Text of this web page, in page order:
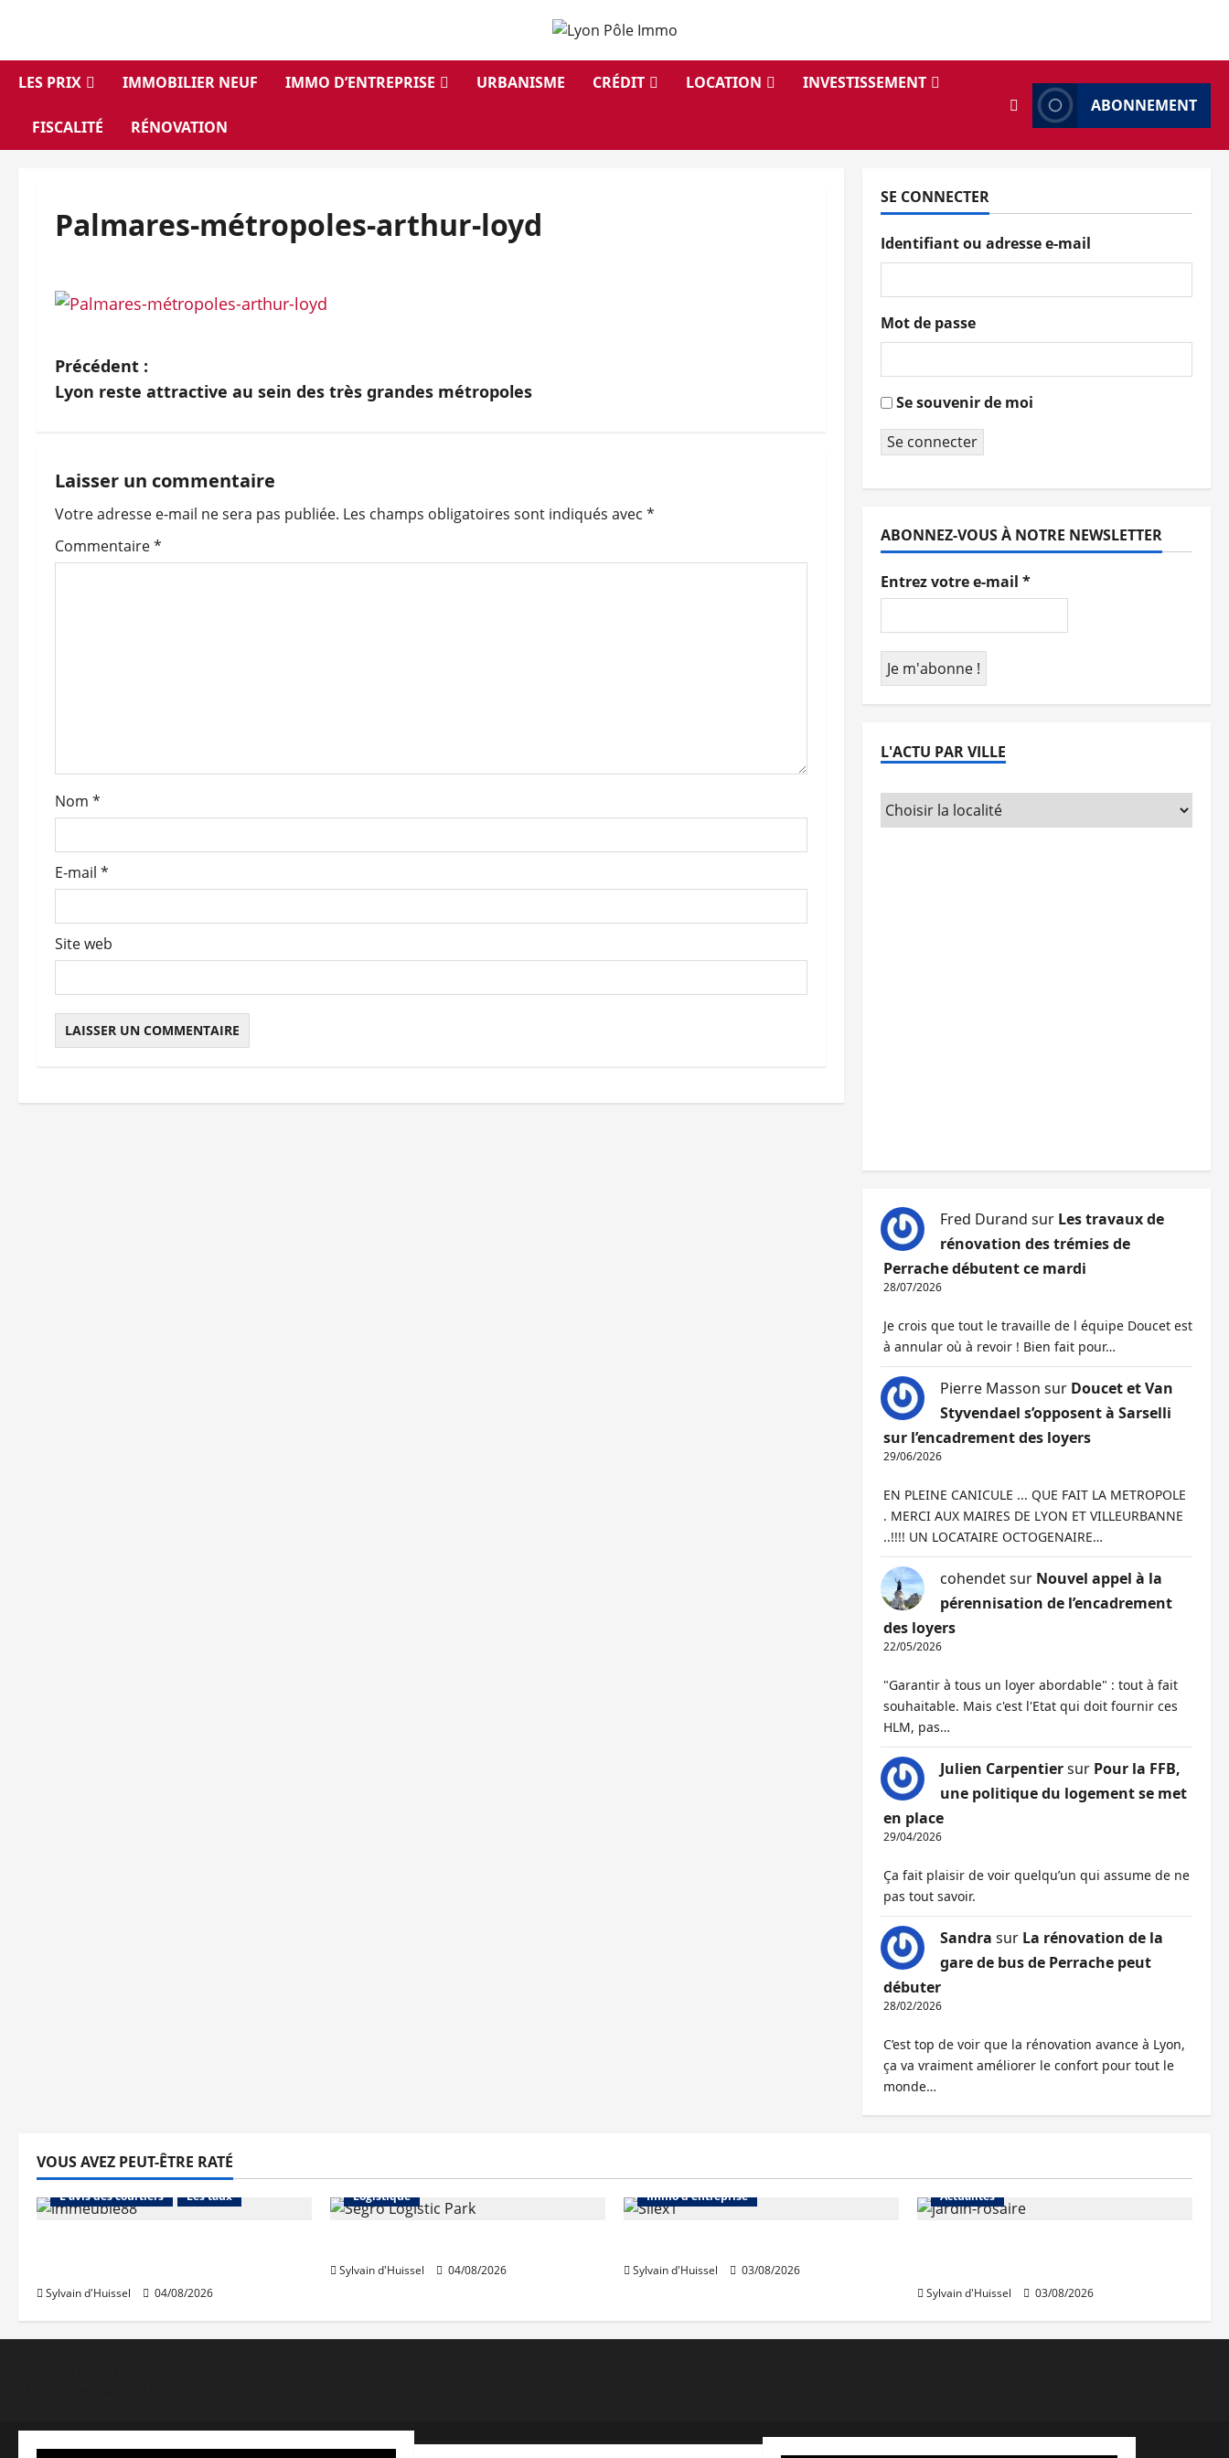
contenu
LES PRIX
IMMOBILIER NEUF IMMO D’ENTREPRISE URBANISME CRÉDIT LOCATION INVESTISSEMENT
FISCALITÉ RÉNOVATION
ABONNEMENT
Palmares-métropoles-arthur-loyd
N
a
i
g
a
’
r
i
c
l
Précédent :
Lyon reste attractive au sein des très grandes métropoles
Laisser un commentaire
Votre adresse e-mail ne sera pas publiée. Les champs obligatoires sont indiqués avec *
Commentaire*
Nom *
E-mail *
Site web
SE CONNECTER
Identifiant ou adresse e-mail
Mot de passe
Se souvenir de moi
Se connecter
ABONNEZ-VOUS À NOTRE NEWSLETTER
Entrez votre e-mail *
L'ACTU PAR VILLE
Fred Durand sur Les travaux de
rénovation des trémies de
Perrache débutent ce mardi
28/07/2026
Je crois que tout le travaille de l équipe Doucet est
à annular où à revoir ! Bien fait pour…
Pierre Masson sur Doucet et Van
Styvendael s’opposent à Sarselli
sur l’encadrement des loyers
29/06/2026
EN PLEINE CANICULE ... QUE FAIT LA METROPOLE
. MERCI AUX MAIRES DE LYON ET VILLEURBANNE
..!!!! UN LOCATAIRE OCTOGENAIRE…
cohendetsur Nouvel appel à la
pérennisation de l’encadrement
des loyers
22/05/2026
"Garantir à tous un loyer abordable" : tout à fait
souhaitable. Mais c'est l'Etat qui doit fournir ces
HLM, pas…
Julien Carpentiersur Pour la FFB,
une politique du logement se met
en place
29/04/2026
Ça fait plaisir de voir quelqu’un qui assume de ne
pas tout savoir.
Sandra sur La rénovation de la
gare de bus de Perrache peut
débuter
28/02/2026
C’est top de voir que la rénovation avance à Lyon,
ça va vraiment améliorer le confort pour tout le
monde…
VOUS AVEZ PEUT-ÊTRE RATÉ
Abonnés
Financement
L'avis des courtiers
Les taux
Sylvain d'Huissel 04/08/2026
Logistique
Sylvain d'Huissel 04/08/2026
Immo d'entreprise
Sylvain d'Huissel 03/08/2026
Actualités
Sylvain d'Huissel 03/08/2026